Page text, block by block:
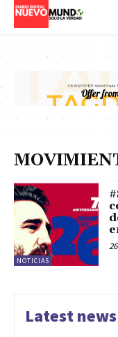
NOTICIAS
Latest news